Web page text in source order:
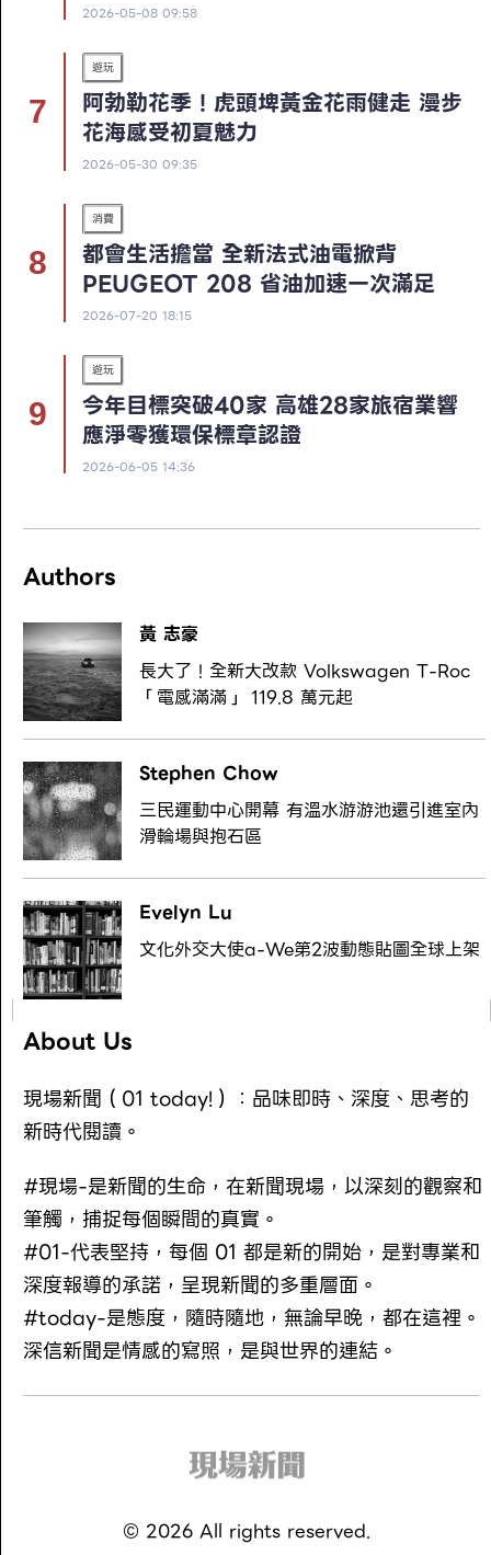
2026-05-08 09:58
遊玩
阿勃勒花季！虎頭埤黃金花雨健走 漫步
花海感受初夏魅力
2026-05-30 09:35
消費
都會生活擔當 全新法式油電掀背
PEUGEOT 208 省油加速一次滿足
2026-07-20 18:15
遊玩
今年目標突破40家 高雄28家旅宿業響
應淨零獲環保標章認證
2026-06-05 14:36
Authors
黃 志豪
長大了！全新大改款 Volkswagen T-Roc
「電感滿滿」 119.8 萬元起
Stephen Chow
三民運動中心開幕 有溫水游游池還引進室內
滑輪場與抱石區
Evelyn Lu
文化外交大使a-We第2波動態貼圖全球上架
About Us
現場新聞（01 today!）：品味即時、深度、思考的
新時代閱讀。
#現場-是新聞的生命，在新聞現場，以深刻的觀察和
筆觸，捕捉每個瞬間的真實。
#01-代表堅持，每個 01 都是新的開始，是對專業和
深度報導的承諾，呈現新聞的多重層面。
#today-是態度，隨時隨地，無論早晚，都在這裡。
深信新聞是情感的寫照，是與世界的連結。
© 2026All rights reserved.